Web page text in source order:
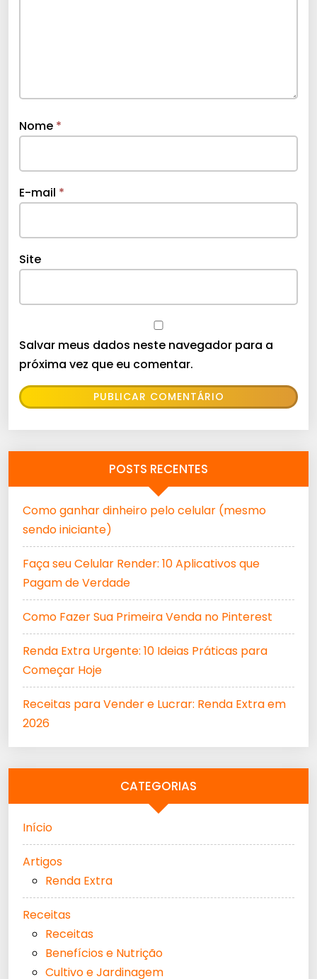
Nome *
E-mail *
Site
Salvar meus dados neste navegador para a
próxima vez que eu comentar.
POSTS RECENTES
Como ganhar dinheiro pelo celular (mesmo
sendo iniciante)
Faça seu Celular Render: 10 Aplicativos que
Pagam de Verdade
Como Fazer Sua Primeira Venda no Pinterest
Renda Extra Urgente: 10 Ideias Práticas para
Começar Hoje
Receitas para Vender e Lucrar: Renda Extra em
2026
CATEGORIAS
Início
Artigos
Renda Extra
Receitas
Receitas
Benefícios e Nutrição
Cultivo e Jardinagem